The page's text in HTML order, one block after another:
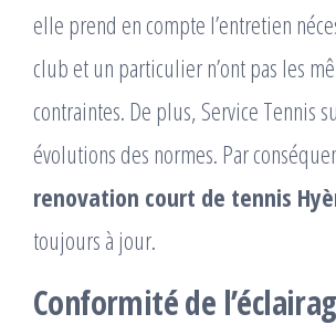
elle prend en compte l’entretien
club et un particulier n’ont pas les
contraintes. De plus, Service Tennis
évolutions des normes. Par
renovation court de tennis
toujours à jour.
Conformité de